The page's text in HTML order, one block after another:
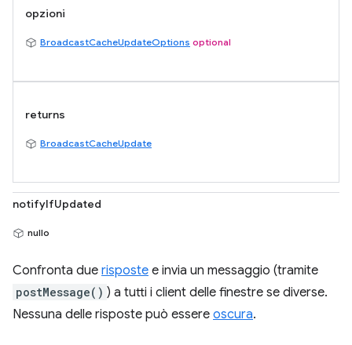
opzioni
BroadcastCacheUpdateOptions optional
returns
BroadcastCacheUpdate
notifyIfUpdated
nullo
Confronta due risposte e invia un messaggio (tramite
postMessage() ) a tutti i client delle finestre se diverse.
Nessuna delle risposte può essere oscura.